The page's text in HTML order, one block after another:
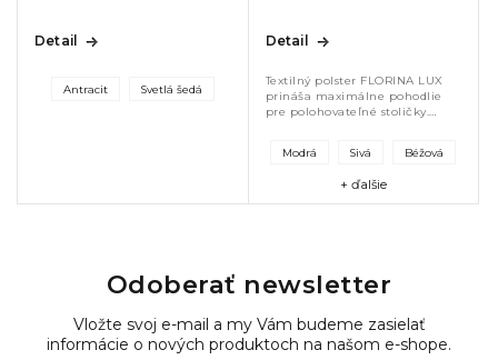
Detail
Antracit Svetlá šedá
Detail
Textilný polster FLORINA LUX
prináša maximálne pohodlie
pre polohovateľné stoličky.
odolný a vhodný do exteriéru.
Modrá Sivá Béžová
+ ďalšie
Odoberať newsletter
Vložte svoj e-mail a my Vám budeme zasielať
informácie o nových produktoch na našom e-shope.